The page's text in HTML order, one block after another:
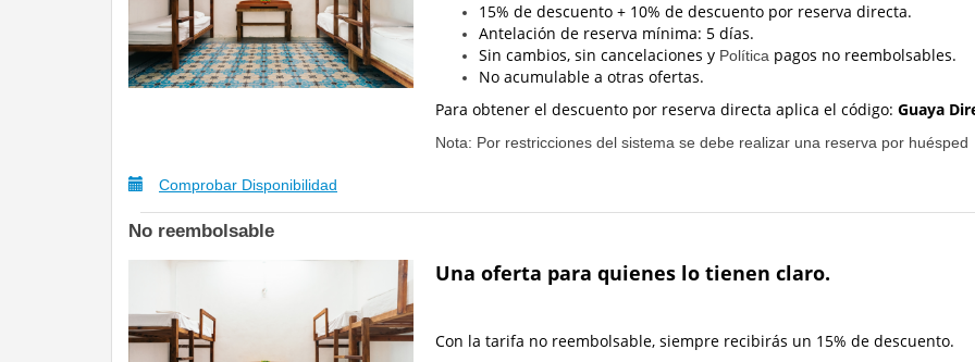
15% de descuento + 10% de descuento por reserva directa.
Antelación de reserva mínima: 5 días.
Sin cambios, sin cancelaciones y Política pagos no reembolsables.
No acumulable a otras ofertas.
Para obtener el descuento por reserva directa aplica el código: Guaya
Nota: Por restricciones del sistema se debe realizar una reserva por huésped
Comprobar Disponibilidad
No reembolsable
Una oferta para quienes lo tienen claro.
Con la tarifa no reembolsable, siempre recibirás un 15% de descuento.